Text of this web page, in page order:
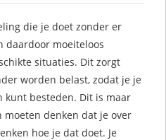
die je doet zonder er
daardoor moeiteloos
situaties. Dit zorgt
worden belast, zodat je je
kunt besteden. Dit is maar
moeten denken dat je over
hoe je dat doet. Je